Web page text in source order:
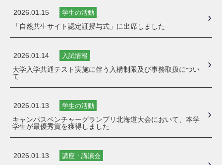
2026.01.15 学生の活動
「自然共生サイト認定証授与式」に出席しました
2026.01.14 入試情報
大学入学共通テスト実施に伴う入構制限及び事務取扱につい
て
2026.01.13 学生の活動
キャンパスベンチャーグランプリ北海道大会において、本学
学生が最優秀賞を獲得しました
2026.01.13 講座・講演会